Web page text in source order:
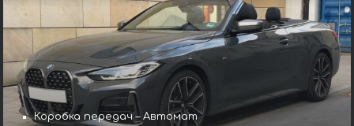
Коробка передач – Автомат